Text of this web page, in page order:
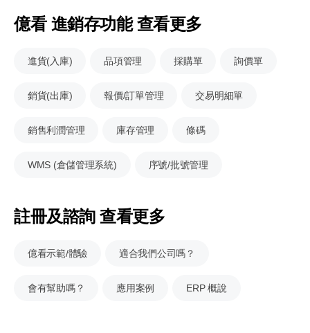
億看 進銷存功能 查看更多
進貨(入庫) 品項管理 採購單 詢價單
銷貨(出庫) 報價/訂單管理 交易明細單
銷售利潤管理 庫存管理 條碼
WMS (倉儲管理系統) 序號/批號管理
註冊及諮詢 查看更多
億看示範/體驗 適合我們公司嗎？
會有幫助嗎？ 應用案例 ERP 概說